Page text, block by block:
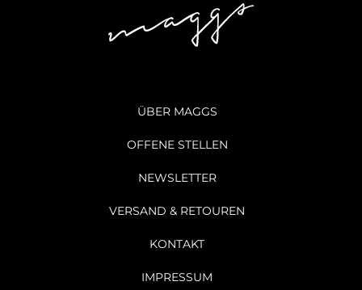
ÜBER MAGGS
OFFENE STELLEN
NEWSLETTER
VERSAND & RETOUREN
KONTAKT
IMPRESSUM